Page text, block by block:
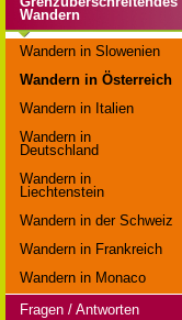
Wandern
Wandern in Slowenien
Wandern in Österreich
Wandern in Italien
Wandern in
Deutschland
Wandern in
Liechtenstein
Wandern in der Schweiz
Wandern in Frankreich
Wandern in Monaco
Fragen / Antworten